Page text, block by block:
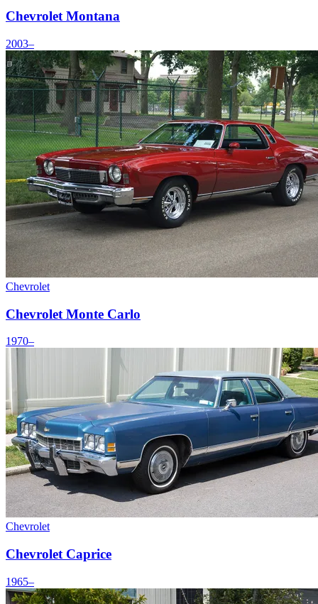
Chevrolet Montana
2003–
Chevrolet
Chevrolet Monte Carlo
1970–
Chevrolet
Chevrolet Caprice
1965–